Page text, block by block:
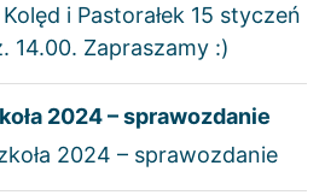
2024 – sprawozdanie